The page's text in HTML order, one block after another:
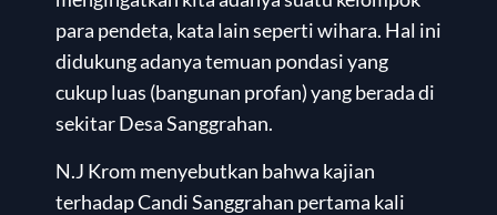
para pendeta, kata lain seperti wihara. Hal ini
didukung adanya temuan pondasi yang
cukup luas (bangunan profan) yang berada di
sekitar Desa Sanggrahan.
N.J Krom menyebutkan bahwa kajian
terhadap Candi Sanggrahan pertama kali